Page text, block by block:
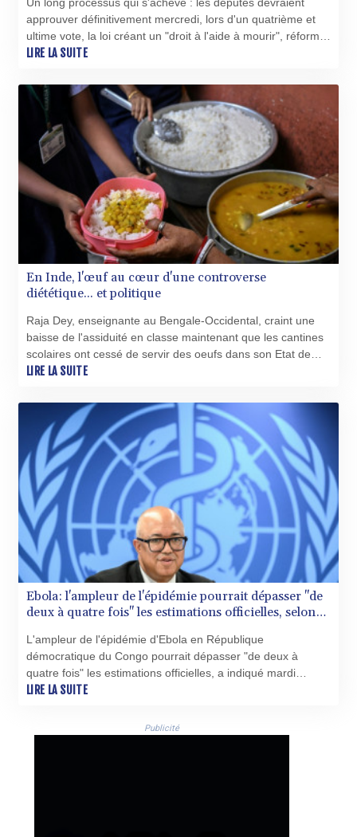
approuver définitivement mercredi, lors d'un quatrième et
ultime vote, la loi créant un "droit à l'aide à mourir", réforme
sociétale majeure du second quinquennat d'Emmanuel
LIRE LA SUITE
En Inde, l'œuf au cœur d'une controverse
diététique... et politique
Raja Dey, enseignante au Bengale-Occidental, craint une
baisse de l'assiduité en classe maintenant que les cantines
scolaires ont cessé de servir des oeufs dans son Etat de
l'est de l'Inde, un changement de régime alimentaire qui a
LIRE LA SUITE
Ebola: l'ampleur de l'épidémie pourrait dépasser "de
deux à quatre fois" les estimations officielles, selon
L'ampleur de l'épidémie d'Ebola en République
démocratique du Congo pourrait dépasser "de deux à
quatre fois" les estimations officielles, a indiqué mardi
l'Organisation mondiale de la santé (OMS).
LIRE LA SUITE
Publicité